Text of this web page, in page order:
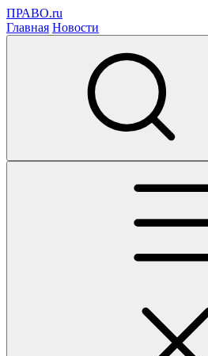
ПРАВО.ru
Главная Новости